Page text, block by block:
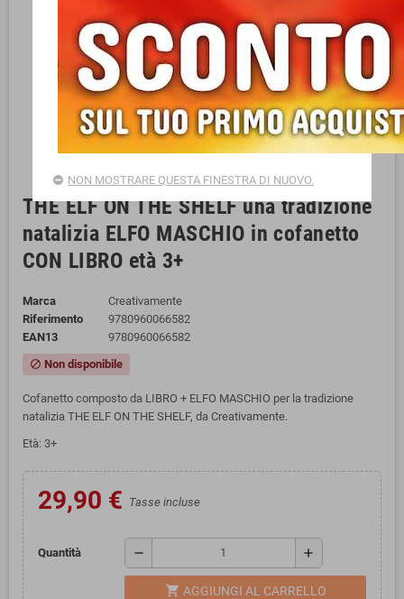
THE ELF ON THE SHELF una tradizione
natalizia ELFO MASCHIO in cofanetto
CON LIBRO età 3+
Marca
Creativamente
Riferimento
9780960066582
EAN13
9780960066582
block Non disponibile
Cofanetto composto da LIBRO + ELFO MASCHIO per la tradizione
natalizia THE ELF ON THE SHELF, da Creativamente.
Età: 3+
29,90 € Tasse incluse
Quantità remove add
shopping_cart AGGIUNGI AL CARRELLO
NON MOSTRARE QUESTA FINESTRA DI NUOVO.